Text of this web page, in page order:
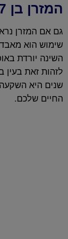
המזרן בן 7 שנים ומעלה
שימוש הוא מאבד
השינה יורדת
לזהות זאת
שנים היא
החיים שלכם.